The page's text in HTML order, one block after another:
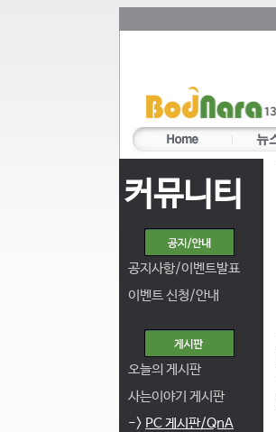
커뮤니티
공지사항/이벤트발표
이벤트 신청/안내
오늘의 게시판
사는이야기 게시판
-> PC 게시판/QnA